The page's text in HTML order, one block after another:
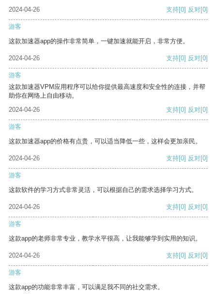
2024-04-26
支持[0] 反对[0]
游客
这款加速器app的操作非常简单，一键加速就能开启，非常方便。
2024-04-26 支持[0] 反对[0]
游客
这款加速器VPM应用程序可以给你提供最高速度和安全性的连接，并帮
助你在网络上自由移动。
2024-04-26
支持[0] 反对[0]
游客
这款加速器app的价格有点贵，可以适当降低一些，这样会更加亲民。
2024-04-26 支持[0] 反对[0]
游客
这款软件的学习方式非常灵活，可以根据自己的需求选择学习方式。
2024-04-26 支持[0] 反对[0]
游客
这款app的老师非常专业，教学水平很高，让我能够学到实用的知识。
2024-04-26 支持[0] 反对[0]
游客
这款app的功能非常丰富，可以满足我不同的社交需求。